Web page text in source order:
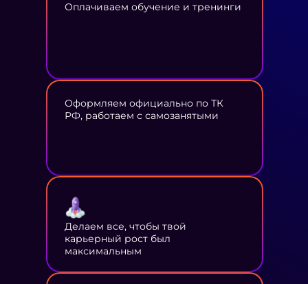
Оплачиваем обучение и тренинги
Оформляем официально по ТК
РФ, работаем с самозанятыми
Делаем все, чтобы твой
карьерный рост был
максимальным